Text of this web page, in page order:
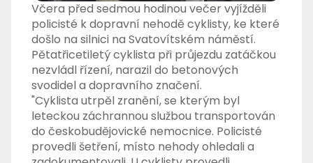
Včera před sedmou hodinou večer vyjížděli
policisté k dopravní nehodě cyklisty, ke které
došlo na silnici na Svatovítském náměstí.
Pětatřicetiletý cyklista při průjezdu zatáčkou
nezvládl řízení, narazil do betonových
svodidel a dopravního značení.
"Cyklista utrpěl zranění, se kterým byl
leteckou záchrannou službou transportován
do českobudějovické nemocnice. Policisté
provedli šetření, místo nehody ohledali a